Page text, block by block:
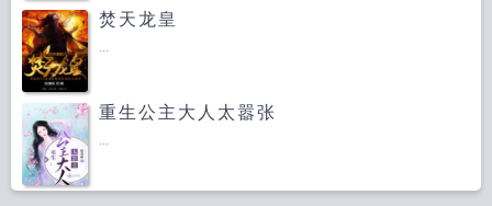
焚天龙皇
...
重生公主大人太嚣张
...